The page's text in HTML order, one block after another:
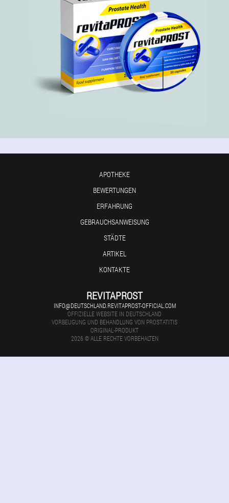
APOTHEKE
BEWERTUNGEN
ERFAHRUNG
GEBRAUCHSANWEISUNG
STÄDTE
ARTIKEL
KONTAKTE
REVITAPROST
INFO@DEUTSCHLAND.REVITAPROST-OFFICIAL.COM
OFFIZIELLE WEBSITE IN DEUTSCHLAND
VORBEUGUNG UND BEHANDLUNG VON PROSTATITIS
ORIGINAL-PRODUKT
2026 © ALLE RECHTE VORBEHALTEN